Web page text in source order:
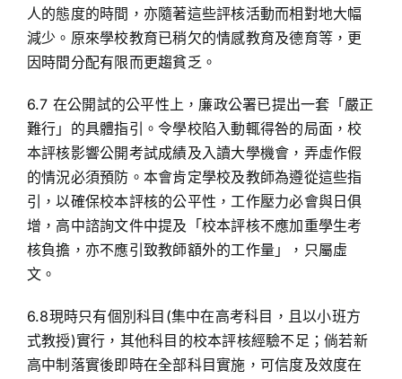
人的態度的時間，亦隨著這些評核活動而相對地大幅
減少。原來學校教育已稍欠的情感教育及德育等，更
因時間分配有限而更趨貧乏。
6.7 在公開試的公平性上，廉政公署已提出一套「嚴正
難行」的具體指引。令學校陷入動輒得咎的局面，校
本評核影響公開考試成績及入讀大學機會，弄虛作假
的情況必須預防。本會肯定學校及教師為遵從這些指
引，以確保校本評核的公平性，工作壓力必會與日俱
增，高中諮詢文件中提及「校本評核不應加重學生考
核負擔，亦不應引致教師額外的工作量」，只屬虛
文。
6.8現時只有個別科目(集中在高考科目，且以小班方
式教授)實行，其他科目的校本評核經驗不足；倘若新
高中制落實後即時在全部科目實施，可信度及效度在